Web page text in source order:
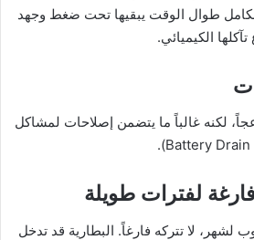
طوال الوقت يبقيها تحت ضغط وجهد
الكيميائي.
لكنه غالباً ما يتضمن إصلاحات لمشاكل
لشهر، لا تتركه فارغاً. البطارية قد تدخل